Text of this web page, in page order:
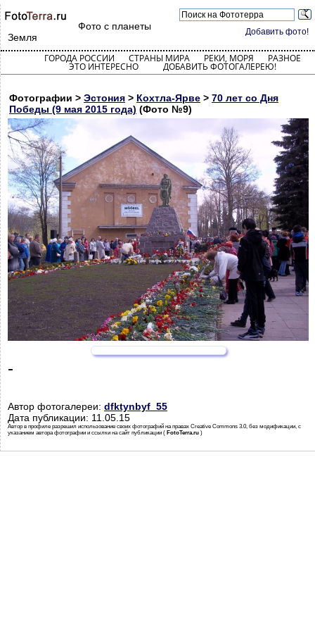
Добавить фото!
Фото с планеты
Земля
ГОРОДА РОССИИ СТРАНЫ МИРА РЕКИ, МОРЯ РАЗНОЕ
ЭТО ИНТЕРЕСНО ДОБАВИТЬ ФОТОГАЛЕРЕЮ!
Фотографии > Эстония > Кохтла-Ярве > 70 лет со Дня
Победы (9 мая 2015 года) (Фото №9)
-
Автор фотогалереи: dfktynbyf_55
Дата публикации: 11.05.15
Автор в профиле разрешил использование своих фотографий на правах Creative Commons 3.0, без модификации, с
указанием автора фотографии и ссылки на сайт публикации ( FotoTerra.ru )